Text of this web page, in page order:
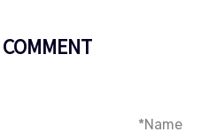
Name*